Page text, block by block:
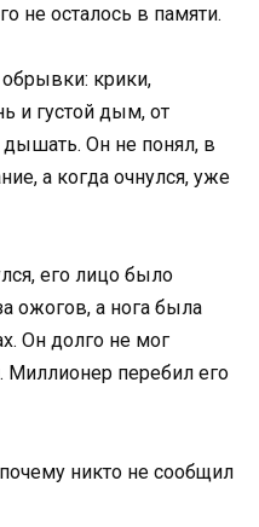
не осталось в памяти.
крики,
и густой дым, от
Он не понял, в
а когда очнулся, уже
его лицо было
ожогов, а нога была
Он долго не мог
Миллионер перебил его
никто не сообщил